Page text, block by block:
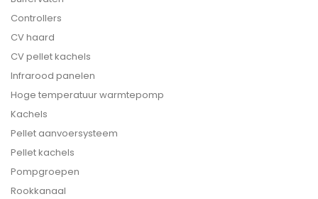
Controllers
CV haard
CV pellet kachels
Infrarood panelen
Hoge temperatuur warmtepomp
Kachels
Pellet aanvoersysteem
Pellet kachels
Pompgroepen
Rookkanaal